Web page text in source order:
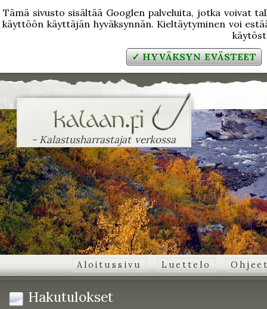
Tämä sivusto sisältää Googlen palveluita, jotka voivat
käyttöön käyttäjän hyväksynnän. Kieltäytyminen voi
✓ HYVÄKSYN EVÄSTEET
- Kalastusharrastajat verkossa
Aloitussivu Luettelo
Hakutulokset